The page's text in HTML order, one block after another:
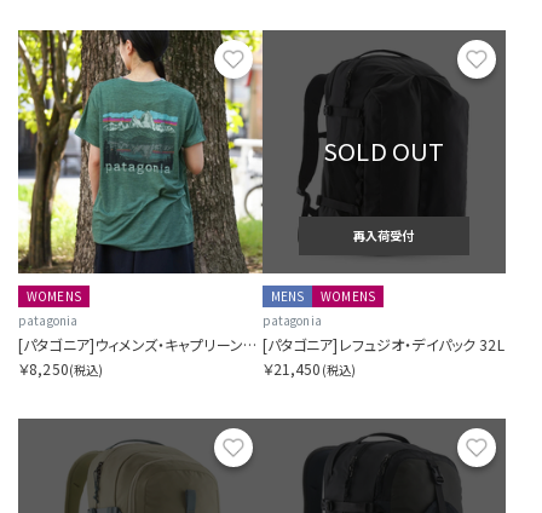
お気に入り
WOMENS
patagonia
[パタゴニア]ウィメンズ・キャプリーン・クール・デイリー・シャツ（フィッツロイ・フットヒルズ）
￥8,250(税込)
SOLD OUT
再入荷受付
MENS
WOMENS
patagonia
[パタゴニア]レフュジオ・デイパック 32L
￥21,450 (税込)
お気に入り